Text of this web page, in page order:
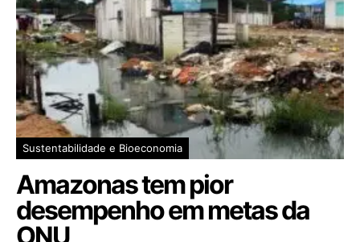
Sustentabilidade e Bioeconomia
Amazonas tem pior
desempenho em metas da